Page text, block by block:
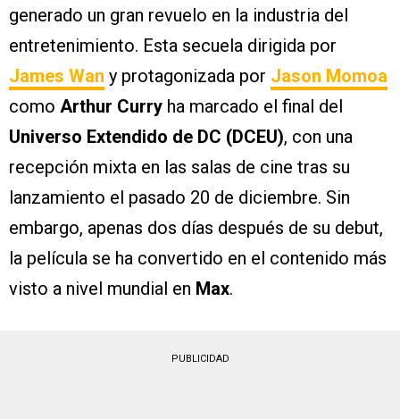
generado un gran revuelo en la industria del
entretenimiento. Esta secuela dirigida por
James Wan y protagonizada por Jason Momoa
como Arthur Curry ha marcado el final del
Universo Extendido de DC (DCEU), con una
recepción mixta en las salas de cine tras su
lanzamiento el pasado 20 de diciembre. Sin
embargo, apenas dos días después de su debut,
la película se ha convertido en el contenido más
visto a nivel mundial en Max.
PUBLICIDAD